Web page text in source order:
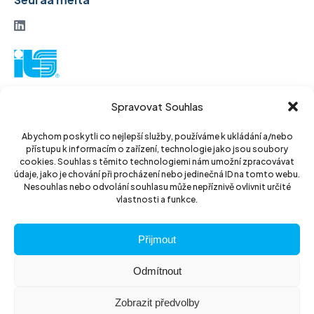
Spravovat Souhlas
Abychom poskytli co nejlepší služby, používáme k ukládání a/nebo
přístupu k informacím o zařízení, technologie jako jsou soubory
cookies. Souhlas s těmito technologiemi nám umožní zpracovávat
údaje, jako je chování při procházení nebo jedinečná ID na tomto webu.
Nesouhlas nebo odvolání souhlasu může nepříznivě ovlivnit určité
vlastnosti a funkce.
Přijmout
Odmítnout
Zobrazit předvolby
130 52 Praha 3
Tšekin tasavalta
ID: 14889811
© 2026 ITS akciová společnost